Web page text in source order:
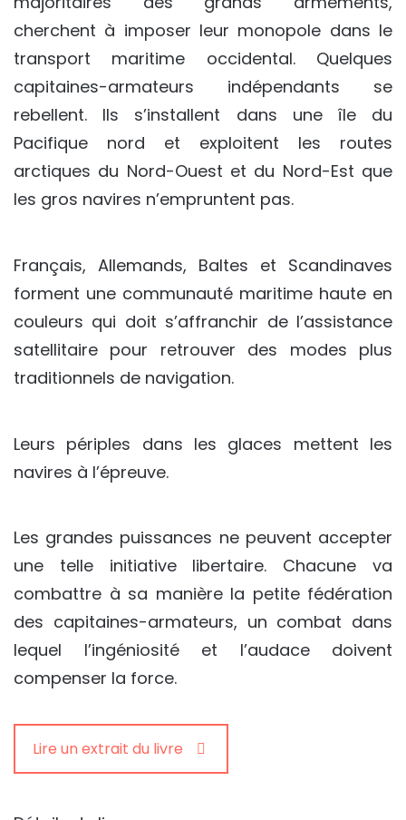
cherchent à imposer leur monopole dans le
transport maritime occidental. Quelques
capitaines-armateurs indépendants se
rebellent. Ils s’installent dans une île du
Pacifique nord et exploitent les routes
arctiques du Nord-Ouest et du Nord-Est que
les gros navires n’empruntent pas.
Français, Allemands, Baltes et Scandinaves
forment une communauté maritime haute en
couleurs qui doit s’affranchir de l’assistance
satellitaire pour retrouver des modes plus
traditionnels de navigation.
Leurs périples dans les glaces mettent les
navires à l’épreuve.
Les grandes puissances ne peuvent accepter
une telle initiative libertaire. Chacune va
combattre à sa manière la petite fédération
des capitaines-armateurs, un combat dans
lequel l’ingéniosité et l’audace doivent
compenser la force.
Lire un extrait du livre